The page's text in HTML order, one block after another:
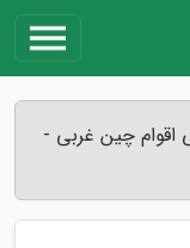
چین غربی -